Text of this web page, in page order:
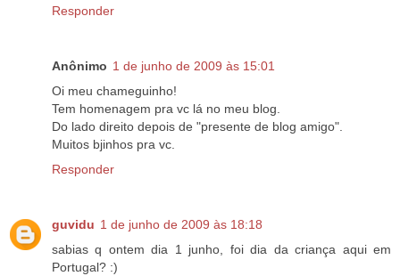
Responder
Anônimo 1 de junho de 2009 às 15:01
Oi meu chameguinho!
Tem homenagem pra vc lá no meu blog.
Do lado direito depois de "presente de blog amigo".
Muitos bjinhos pra vc.
Responder
guvidu 1 de junho de 2009 às 18:18
sabias q ontem dia 1 junho, foi dia da criança aqui em
Portugal? :)